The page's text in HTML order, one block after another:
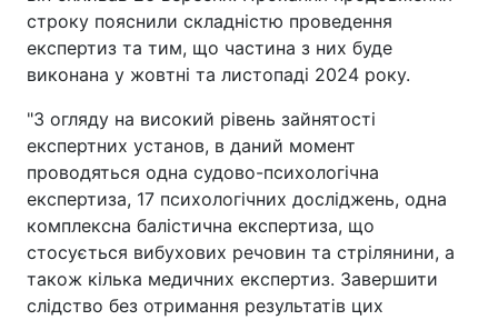
строку пояснили складністю проведення
експертиз та тим, що частина з них буде
виконана у жовтні та листопаді 2024 року.
"З огляду на високий рівень зайнятості
експертних установ, в даний момент
проводяться одна судово-психологічна
експертиза, 17 психологічних досліджень, одна
комплексна балістична експертиза, що
стосується вибухових речовин та стрілянини, а
також кілька медичних експертиз. Завершити
слідство без отримання результатів цих